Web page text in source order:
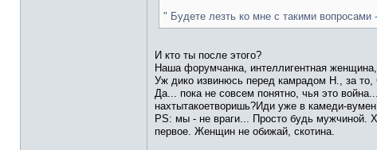
" Будете лезть ко мне с такими вопросами
И кто ты после этого?
Наша форумчанка, интеллигентная
Уж дико извинюсь перед камрадом Н., за
Да... пока не совсем понятно, чья это
нахтытакоетворишь?Иди уже в камеди-
PS: мы - не враги... Просто будь мужчиной.
первое. Женщин не обижай, скотина.